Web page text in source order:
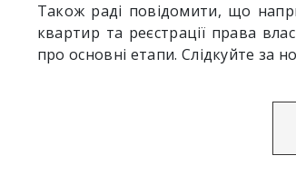
Також раді повідомити, що
квартир та реєстрації права
про основні етапи. Слідкуйте за